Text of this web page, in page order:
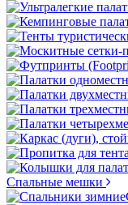
Спальные мешки